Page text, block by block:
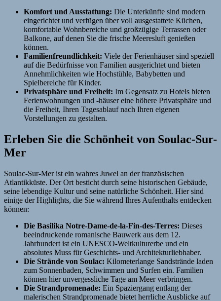
Komfort und Ausstattung: Die Unterkünfte sind modern
eingerichtet und verfügen über voll ausgestattete Küchen,
komfortable Wohnbereiche und großzügige Terrassen oder
Balkone, auf denen Sie die frische Meeresluft genießen
können.
Familienfreundlichkeit: Viele der Ferienhäuser sind speziell
auf die Bedürfnisse von Familien ausgerichtet und bieten
Annehmlichkeiten wie Hochstühle, Babybetten und
Spielbereiche für Kinder.
Privatsphäre und Freiheit: Im Gegensatz zu Hotels bieten
Ferienwohnungen und -häuser eine höhere Privatsphäre und
die Freiheit, Ihren Tagesablauf nach Ihren eigenen
Vorstellungen zu gestalten.
Erleben Sie die Schönheit von Soulac-Sur-
Mer
Soulac-Sur-Mer ist ein wahres Juwel an der französischen
Atlantikküste. Der Ort besticht durch seine historischen Gebäude,
seine lebendige Kultur und seine natürliche Schönheit. Hier sind
einige der Highlights, die Sie während Ihres Aufenthalts entdecken
können:
Die Basilika Notre-Dame-de-la-Fin-des-Terres: Dieses
beeindruckende romanische Bauwerk aus dem 12.
Jahrhundert ist ein UNESCO-Weltkulturerbe und ein
absolutes Muss für Geschichts- und Architekturliebhaber.
Die Strände von Soulac: Kilometerlange Sandstrände laden
zum Sonnenbaden, Schwimmen und Surfen ein. Familien
können hier unvergessliche Tage am Meer verbringen.
Die Strandpromenade: Ein Spaziergang entlang der
malerischen Strandpromenade bietet herrliche Ausblicke auf